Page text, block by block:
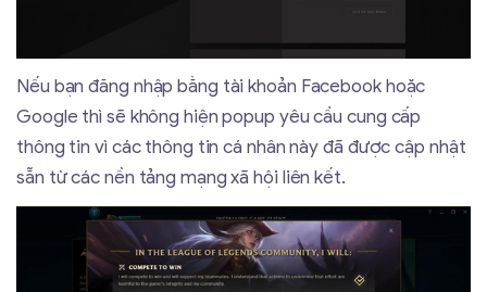
Nếu bạn đăng nhập bằng tài khoản Facebook hoặc
Google thì sẽ không hiện popup yêu cầu cung cấp
thông tin vì các thông tin cá nhân này đã được cập nhật
sẵn từ các nền tảng mạng xã hội liên kết.